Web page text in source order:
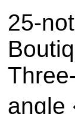
25-
angle